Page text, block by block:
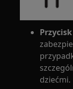
dziećmi.